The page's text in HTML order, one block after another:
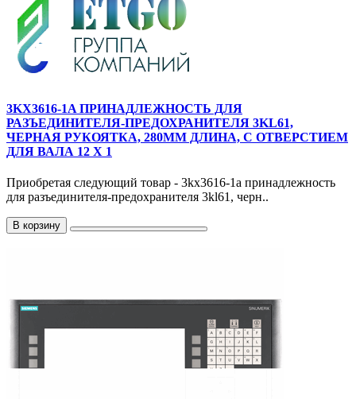
3KX3616-1A ПРИНАДЛЕЖНОСТЬ ДЛЯ
РАЗЪЕДИНИТЕЛЯ-ПРЕДОХРАНИТЕЛЯ 3KL61,
ЧЕРНАЯ РУКОЯТКА, 280MM ДЛИНА, С ОТВЕРСТИЕМ
ДЛЯ ВАЛА 12 X 1
Приобретая следующий товар - 3kx3616-1a принадлежность
для разъединителя-предохранителя 3kl61, черн..
В корзину